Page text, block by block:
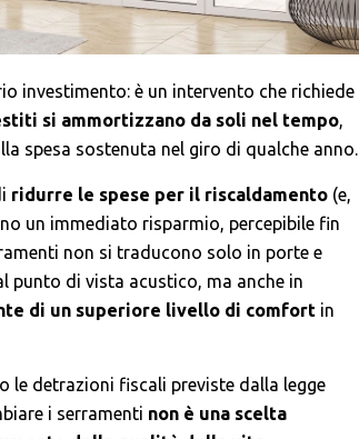
investimento: è un intervento che richiede
si ammortizzano da soli nel tempo,
spesa sostenuta nel giro di qualche anno.
ridurre le spese per il riscaldamento (e,
un immediato risparmio, percepibile fin
non si traducono solo in porte e
punto di vista acustico, ma anche in
di un superiore livello di comfort in
le detrazioni fiscali previste dalla legge
i serramenti non è una scelta